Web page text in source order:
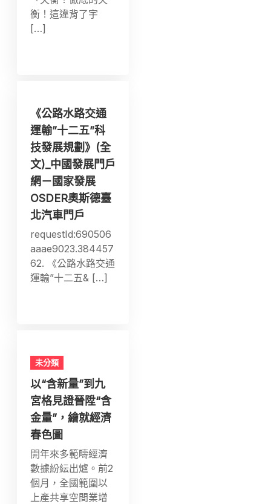
衡！這違背了宇
[…]
《公路水路交通
運輸”十二五”科
技發展規劃》(全
文)_中國發展門戶
網－國家發展
OSDER奧斯德臺
北汽車門戶
requestId:690506
aaae9023.384457
62. 《公路水路交通
運輸”十二五& […]
未分類
以“含新量”到九
宮格見證晉陞“含
金量”，繪就經濟
春色圖
開年來多範疇經濟
數據紛紜出爐。前2
個月，全國範圍以
上產共享空間業增